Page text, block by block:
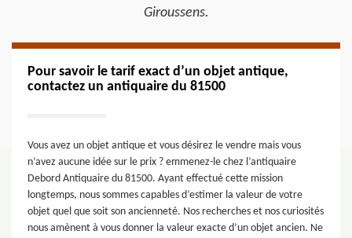
Giroussens.
Pour savoir le tarif exact d’un objet antique,
contactez un antiquaire du 81500
Vous avez un objet antique et vous désirez le vendre mais vous
n’avez aucune idée sur le prix ? emmenez-le chez l’antiquaire
Debord Antiquaire du 81500. Ayant effectué cette mission
longtemps, nous sommes capables d’estimer la valeur de votre
objet quel que soit son ancienneté. Nos recherches et nos curiosités
nous amènent à vous donner la valeur exacte d’un objet ancien. Ne